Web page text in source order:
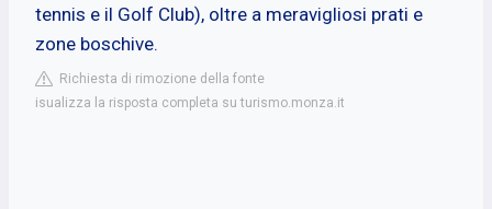
tennis e il Golf Club), oltre a meravigliosi prati e
zone boschive.
Richiesta di rimozione della fonte
isualizza la risposta completa su turismo.monza.it